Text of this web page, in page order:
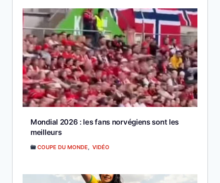
Mondial 2026 : les fans norvégiens sont les
meilleurs
COUPE DU MONDE VIDÉO